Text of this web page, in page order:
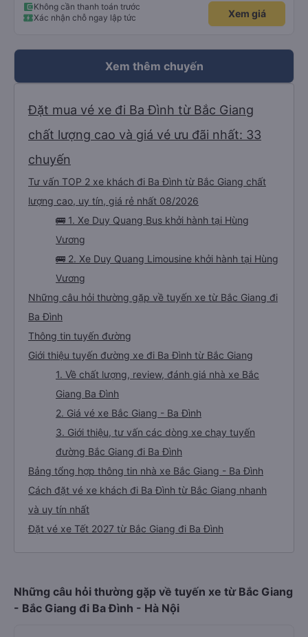
đặt trước. Bài học rút ra - hãy kiểm tra kỹ trước khi đặt vé, tốt nhất là khi
bạn không còn buồn ngủ.
Không cần thanh toán trước
Xác nhận chỗ ngay lập tức
Xem giá
Xem thêm chuyến
Đặt mua vé xe đi Ba Đình từ Bắc Giang
chất lượng cao và giá vé ưu đãi nhất: 33
chuyến
Tư vấn TOP 2 xe khách đi Ba Đình từ Bắc Giang chất
lượng cao, uy tín, giá rẻ nhất 08/2026
🚌 1. Xe Duy Quang Bus khởi hành tại Hùng
Vương
🚌 2. Xe Duy Quang Limousine khởi hành tại Hùng
Vương
Những câu hỏi thường gặp về tuyến xe từ Bắc Giang đi
Ba Đình
Thông tin tuyến đường
Giới thiệu tuyến đường xe đi Ba Đình từ Bắc Giang
1. Về chất lượng, review, đánh giá nhà xe Bắc
Giang Ba Đình
2. Giá vé xe Bắc Giang - Ba Đình
3. Giới thiệu, tư vấn các dòng xe chạy tuyến
đường Bắc Giang đi Ba Đình
Bảng tổng hợp thông tin nhà xe Bắc Giang - Ba Đình
Cách đặt vé xe khách đi Ba Đình từ Bắc Giang nhanh
và uy tín nhất
Đặt vé xe Tết 2027 từ Bắc Giang đi Ba Đình
Những câu hỏi thường gặp về tuyến xe từ Bắc Giang
- Bắc Giang đi Ba Đình - Hà Nội